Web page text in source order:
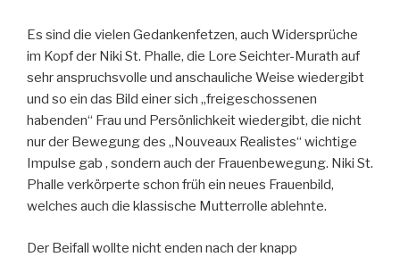
Es sind die vielen Gedankenfetzen, auch Widersprüche
im Kopf der Niki St. Phalle, die Lore Seichter-Murath auf
sehr anspruchsvolle und anschauliche Weise wiedergibt
und so ein das Bild einer sich „freigeschossenen
habenden“ Frau und Persönlichkeit wiedergibt, die nicht
nur der Bewegung des „Nouveaux Realistes“ wichtige
Impulse gab , sondern auch der Frauenbewegung. Niki St.
Phalle verkörperte schon früh ein neues Frauenbild,
welches auch die klassische Mutterrolle ablehnte.
Der Beifall wollte nicht enden nach der knapp